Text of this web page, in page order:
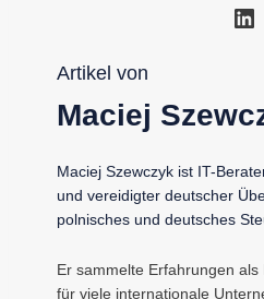
Artikel von
Maciej
Maciej Szewczyk ist IT-
und vereidigter deutscher
polnisches und deutsches
Er sammelte Erfahrungen
für viele internationale